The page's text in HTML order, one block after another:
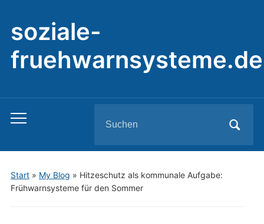
soziale-
fruehwarnsysteme.de
Toggle
menu
for:
Start» My Blog » Hitzeschutz als kommunale Aufgabe:
Frühwarnsysteme für den Sommer